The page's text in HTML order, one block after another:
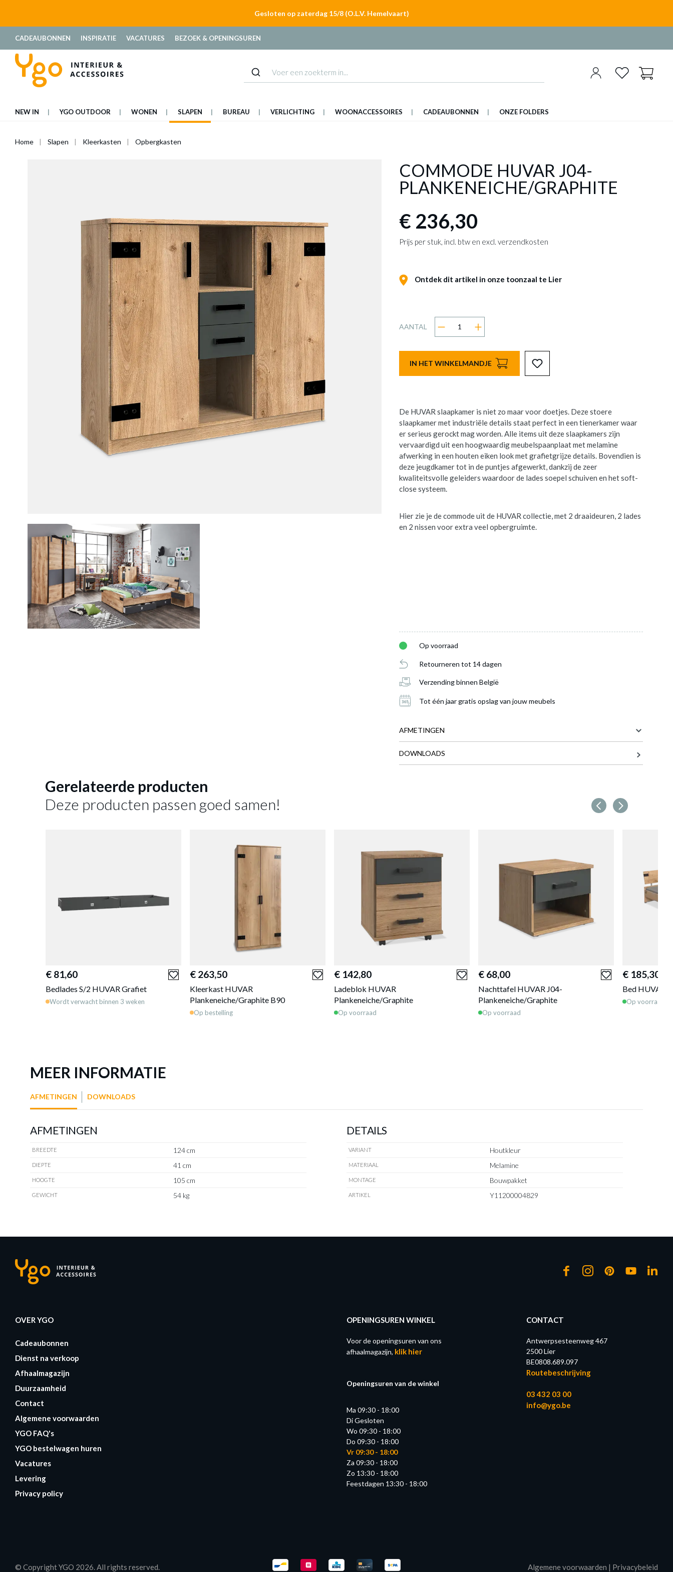
Gesloten op zaterdag 15/8 (O.L.V. Hemelvaart)
CADEAUBONNEN INSPIRATIE VACATURES BEZOEK & OPENINGSUREN
NEW IN YGO OUTDOOR WONEN SLAPEN BUREAU VERLICHTING WOONACCESSOIRES CADEAUBONNEN ONZE FOLDERS
Home Slapen Kleerkasten Opbergkasten
COMMODE HUVAR J04-
PLANKENEICHE/GRAPHITE
€ 236,30
Prijs per stuk, incl. btw en excl. verzendkosten
Ontdek dit artikel in onze toonzaal te Lier
AANTAL
IN HET WINKELMANDJE
De HUVAR slaapkamer is niet zo maar voor doetjes. Deze stoere
slaapkamer met industriële details staat perfect in een tienerkamer waar
er serieus gerockt mag worden. Alle items uit deze slaapkamers zijn
vervaardigd uit een hoogwaardig meubelspaanplaat met melamine
afwerking in een houten eiken look met grafietgrijze details. Bovendien is
deze jeugdkamer tot in de puntjes afgewerkt, dankzij de zeer
kwaliteitsvolle geleiders waardoor de lades soepel schuiven en het soft-
close systeem.
Hier zie je de commode uit de HUVAR collectie, met 2 draaideuren, 2 lades
en 2 nissen voor extra veel opbergruimte.
Op voorraad
Retourneren tot 14 dagen
Verzending binnen België
Tot één jaar gratis opslag van jouw meubels
AFMETINGEN
DOWNLOADS
Gerelateerde producten
Deze producten passen goed samen!
€ 81,60
Bedlades S/2 HUVAR Grafiet
Wordt verwacht binnen 3 weken
€ 263,50
Kleerkast HUVAR
Plankeneiche/Graphite B90
Op bestelling
€ 142,80
Ladeblok HUVAR
Plankeneiche/Graphite
Op voorraad
€ 68,00
Nachttafel HUVAR J04-
Plankeneiche/Graphite
Op voorraad
€ 185,30
Bed HUVAR
Op voorraad
MEER INFORMATIE
AFMETINGEN DOWNLOADS
AFMETINGEN
BREEDTE 124 cm
DIEPTE 41 cm
HOOGTE 105 cm
GEWICHT 54 kg
DETAILS
VARIANT Houtkleur
MATERIAAL Melamine
MONTAGE Bouwpakket
ARTIKEL Y11200004829
Productnummer: Y11200004829
of verder winkelen
OVER YGO
Cadeaubonnen
Dienst na verkoop
Afhaalmagazijn
Duurzaamheid
Contact
Algemene voorwaarden
YGO FAQ's
YGO bestelwagen huren
Vacatures
Levering
Privacy policy
OPENINGSUREN WINKEL
Voor de openingsuren van ons
afhaalmagazijn, klik hier
Openingsuren van de winkel
Ma 09:30 - 18:00
Di Gesloten
Wo 09:30 - 18:00
Do 09:30 - 18:00
Vr 09:30 - 18:00
Za 09:30 - 18:00
Zo 13:30 - 18:00
Feestdagen 13:30 - 18:00
CONTACT
Antwerpsesteenweg 467
2500 Lier
BE0808.689.097
Routebeschrijving
03 432 03 00
info@ygo.be
© Copyright YGO 2026. All rights reserved. Algemene voorwaarden | Privacybeleid